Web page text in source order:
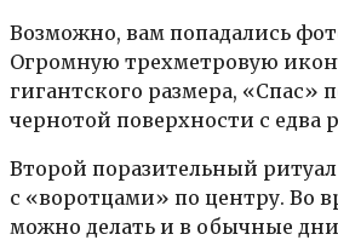
Возможно, вам попадались
Огромную трехметровую
гигантского размера,
чернотой поверхности с
Второй поразительный
с «воротцами» по центру. Во
можно делать и в обычные